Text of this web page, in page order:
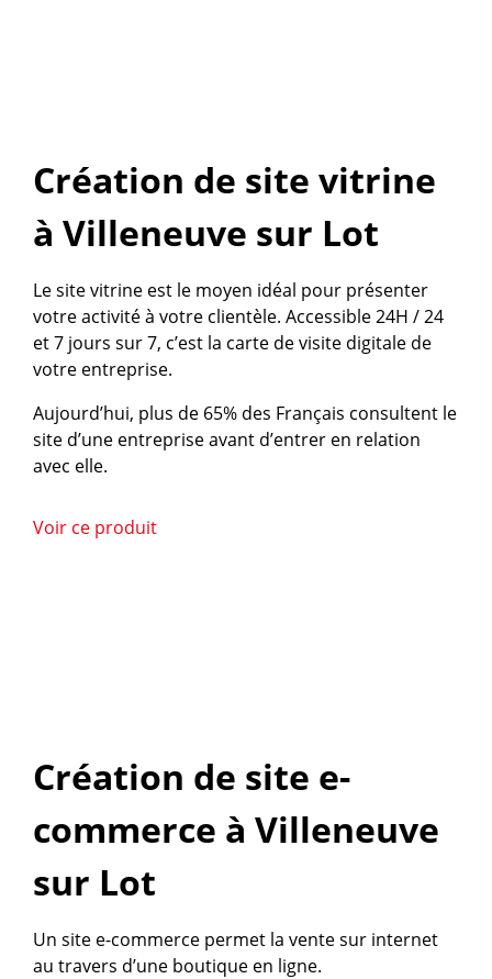
Création de site vitrine
à Villeneuve sur Lot
Le site vitrine est le moyen idéal pour présenter
votre activité à votre clientèle. Accessible 24H / 24
et 7 jours sur 7, c’est la carte de visite digitale de
votre entreprise.
Aujourd’hui, plus de 65% des Français consultent le
site d’une entreprise avant d’entrer en relation
avec elle.
Voir ce produit
Création de site e-
commerce à Villeneuve
sur Lot
Un site e-commerce permet la vente sur internet
au travers d’une boutique en ligne.